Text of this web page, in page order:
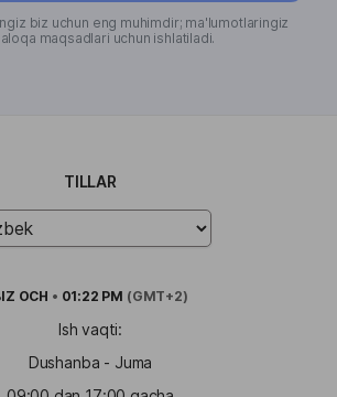
biz uchun eng muhimdir; ma'lumotlaringiz
maqsadlari uchun ishlatiladi.
TILLAR
OCH • 01:22 PM (GMT+2)
Ish vaqti:
Dushanba - Juma